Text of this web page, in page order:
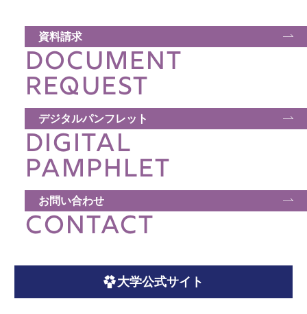
資料請求
DOCUMENT
REQUEST
デジタルパンフレット
DIGITAL
PAMPHLET
お問い合わせ
CONTACT
大学公式サイト